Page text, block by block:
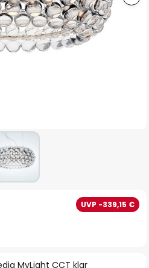
MyLight CCT klar
UVP -339,15 €